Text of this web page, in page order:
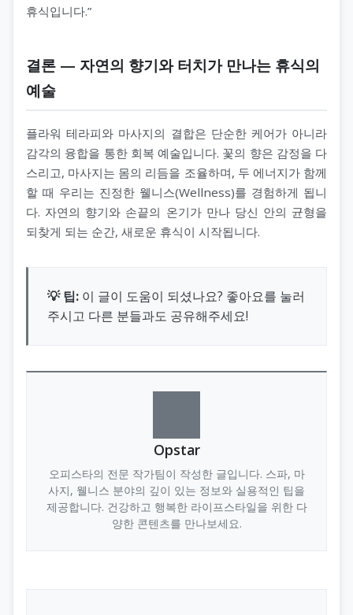
휴식입니다.”
결론 — 자연의 향기와 터치가 만나는 휴식의
예술
플라워 테라피와 마사지의 결합은 단순한 케어가 아니라
감각의 융합을 통한 회복 예술입니다. 꽃의 향은 감정을 다
스리고, 마사지는 몸의 리듬을 조율하며, 두 에너지가 함께
할 때 우리는 진정한 웰니스(Wellness)를 경험하게 됩니
다. 자연의 향기와 손끝의 온기가 만나 당신 안의 균형을
되찾게 되는 순간, 새로운 휴식이 시작됩니다.
💡 팁: 이 글이 도움이 되셨나요? 좋아요를 눌러
주시고 다른 분들과도 공유해주세요!
Opstar
오피스타의 전문 작가팀이 작성한 글입니다. 스파, 마
사지, 웰니스 분야의 깊이 있는 정보와 실용적인 팁을
제공합니다. 건강하고 행복한 라이프스타일을 위한 다
양한 콘텐츠를 만나보세요.